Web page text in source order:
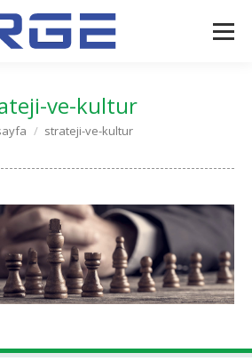
ve-kultur
are here:strateji-ve-kultur